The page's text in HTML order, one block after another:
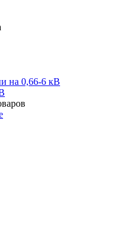
на 0,66-6 кВ